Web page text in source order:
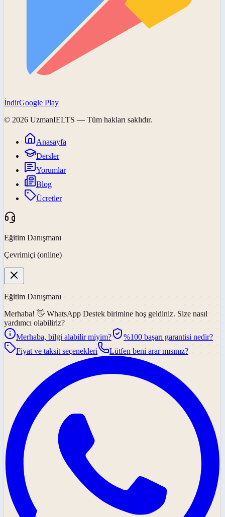
İndirGoogle Play
© 2026 UzmanIELTS — Tüm hakları saklıdır.
Anasayfa
Dersler
Yorumlar
Blog
Ücretler
Eğitim Danışmanı
Çevrimiçi (online)
Eğitim Danışmanı
Merhaba! 👋 WhatsApp Destek birimine hoş geldiniz. Size nasıl
yardımcı olabiliriz?
Merhaba, bilgi alabilir miyim?
%100 başarı garantisi nedir?
Fiyat ve taksit seçenekleri
Lütfen beni arar mısınız?